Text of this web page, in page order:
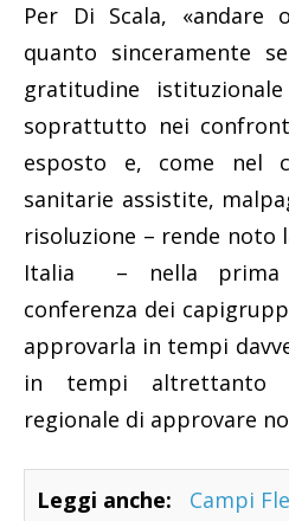
Per Di Scala,
quanto sinceramente
gratitudine
soprattutto nei
esposto e, come nel
sanitarie assistite,
risoluzione – rende noto
Italia – nella prima
conferenza dei
approvarla in tempi
in tempi altrettanto
regionale di approvare
Leggi anche:
Campi